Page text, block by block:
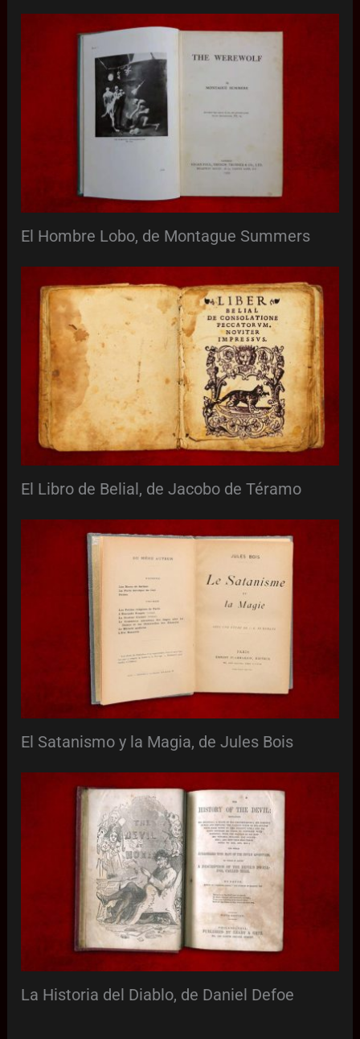
El Hombre Lobo, de Montague Summers
El Libro de Belial, de Jacobo de Téramo
El Satanismo y la Magia, de Jules Bois
La Historia del Diablo, de Daniel Defoe